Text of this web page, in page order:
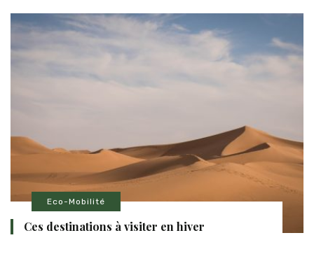
Eco-Mobilité
Ces destinations à visiter en hiver